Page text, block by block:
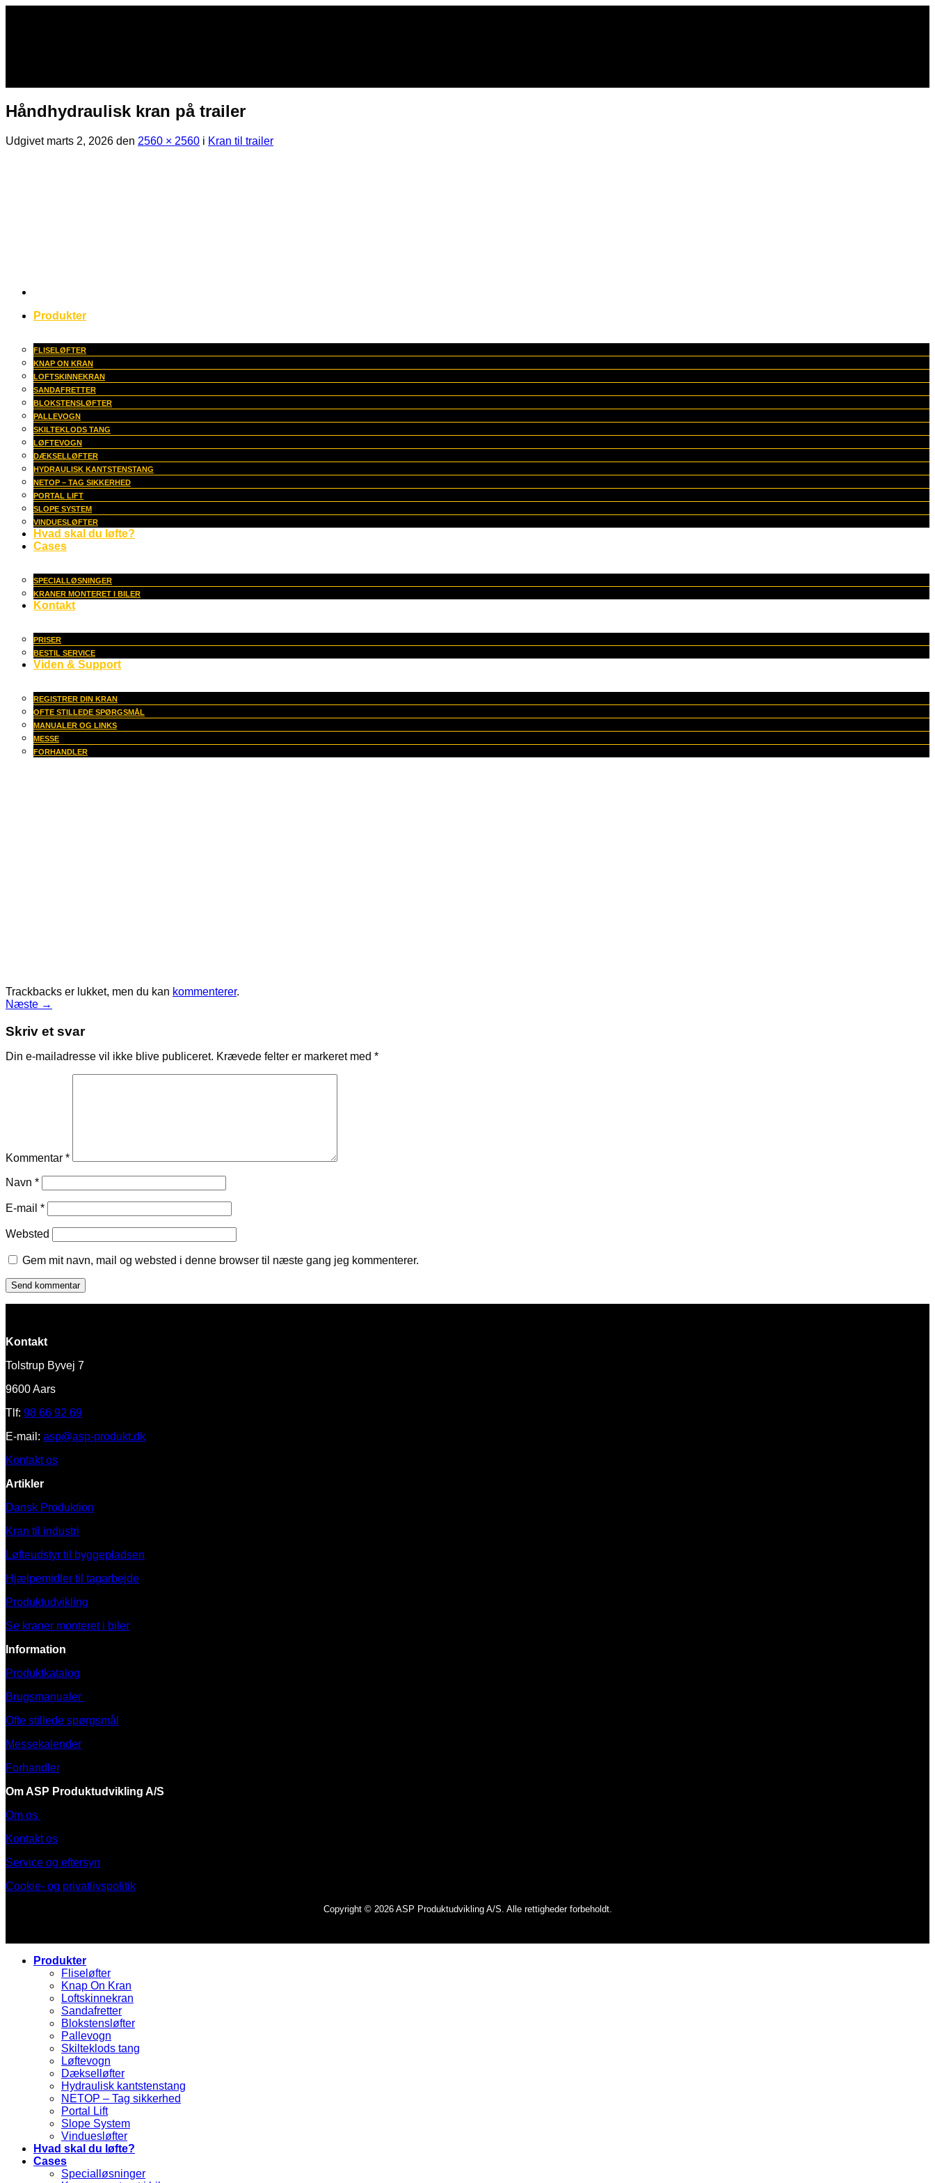
Produkter
FLISELØFTER
KNAP ON KRAN
LOFTSKINNEKRAN
SANDAFRETTER
BLOKSTENSLØFTER
PALLEVOGN
SKILTEKLODS TANG
LØFTEVOGN
DÆKSELLØFTER
HYDRAULISK KANTSTENSTANG
NETOP – TAG SIKKERHED
PORTAL LIFT
SLOPE SYSTEM
VINDUESLØFTER
Hvad skal du løfte?
Cases
SPECIALLØSNINGER
KRANER MONTERET I BILER
Kontakt
PRISER
BESTIL SERVICE
Viden & Support
REGISTRER DIN KRAN
OFTE STILLEDE SPØRGSMÅL
MANUALER OG LINKS
MESSE
FORHANDLER
Håndhydraulisk kran på trailer
Udgivet marts 2, 2026 den 2560 × 2560 i Kran til trailer
Trackbacks er lukket, men du kan kommenterer.
Næste →
Skriv et svar
Din e-mailadresse vil ikke blive publiceret. Krævede felter er markeret med *
Kommentar *
Navn *
E-mail *
Websted
Gem mit navn, mail og websted i denne browser til næste gang jeg kommenterer.
Kontakt
Tolstrup Byvej 7
9600 Aars
Tlf: 98 66 92 69
E-mail: asp@asp-produkt.dk
Kontakt os
Artikler
Dansk Produktion
Kran til industri
Løfteudstyr til byggepladsen
Hjælpemidler til tagarbejde
Produktudvikling
Se kraner monteret i biler
Information
Produktkatalog
Brugsmanualer
Ofte stillede spørgsmål
Messekalender
Forhandler
Om ASP Produktudvikling A/S
Om os
Kontakt os
Service og eftersyn
Cookie- og privatlivspolitik
Copyright © 2026 ASP Produktudvikling A/S. Alle rettigheder forbeholdt.
Produkter
Fliseløfter
Knap On Kran
Loftskinnekran
Sandafretter
Blokstensløfter
Pallevogn
Skilteklods tang
Løftevogn
Dækselløfter
Hydraulisk kantstenstang
NETOP – Tag sikkerhed
Portal Lift
Slope System
Vinduesløfter
Hvad skal du løfte?
Cases
Specialløsninger